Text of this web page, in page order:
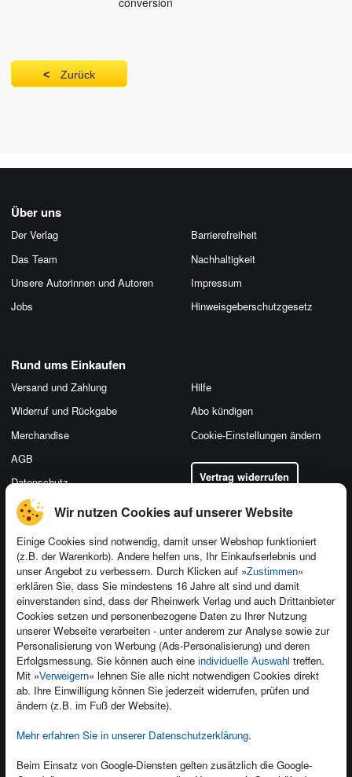
Wir nutzen Cookies auf unserer Website
Einige Cookies sind notwendig, damit unser Webshop funktioniert
(z.B. der Warenkorb). Andere helfen uns, Ihr Einkaufserlebnis und
unser Angebot zu verbessern. Durch Klicken auf »Zustimmen«
erklären Sie, dass Sie mindestens 16 Jahre alt sind und damit
einverstanden sind, dass der Rheinwerk Verlag und auch Drittanbieter
Cookies setzen und personenbezogene Daten zu Ihrer Nutzung
unserer Webseite verarbeiten - unter anderem zur Analyse sowie zur
Personalisierung von Werbung (Ads-Personalisierung) und deren
Erfolgsmessung. Sie können auch eine individuelle Auswahl treffen.
Mit »Verweigern« lehnen Sie alle nicht notwendigen Cookies direkt
ab. Ihre Einwilligung können Sie jederzeit widerrufen, prüfen und
ändern (z.B. im Fuß der Website).
Mehr erfahren Sie in unserer Datenschutzerklärung.
Beim Einsatz von Google-Diensten gelten zusätzlich die Google-
Zurück
Über uns
Der Verlag
Das Team
Unsere Autorinnen und Autoren
Jobs
Barrierefreiheit
Nachhaltigkeit
Impressum
Hinweis­geber­schutz­gesetz
Kontakt
Newsletter
Für Unternehmen
Presseservice
Dozentenservice
Produktfeedback
Foreign Rights
Ein Buch schreiben
Rund ums Einkaufen
Versand und Zahlung
Widerruf und Rückgabe
Merchandise
AGB
Datenschutz
Hilfe
Abo kündigen
Cookie-Einstellungen ändern
Vertrag widerrufen
Kundenservice
Wir sind gerne für Sie da!